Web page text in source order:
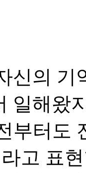
신의 기
일해왔
부터도
고 표